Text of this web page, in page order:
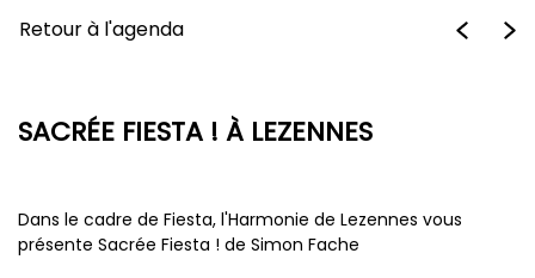
Retour à l'agenda
SACRÉE FIESTA ! À LEZENNES
Dans le cadre de Fiesta, l'Harmonie de Lezennes vous
présente Sacrée Fiesta ! de Simon Fache